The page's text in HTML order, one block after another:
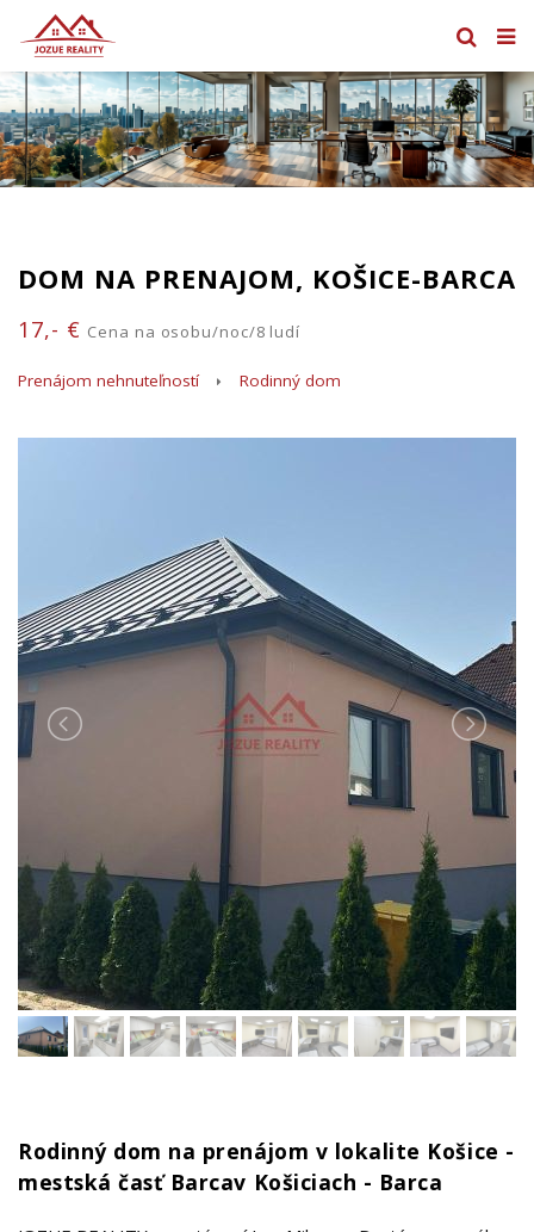
DOM NA PRENAJOM, KOŠICE-BARCA
17,- € Cena na osobu/noc/8 ludí
Prenájom nehnuteľností Rodinný dom
Rodinný dom na prenájom v lokalite Košice -
mestská časť Barcav Košiciach - Barca